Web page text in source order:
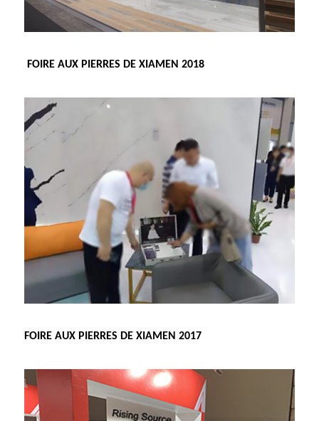
FOIRE AUX PIERRES DE XIAMEN 2018
FOIRE AUX PIERRES DE XIAMEN 2017